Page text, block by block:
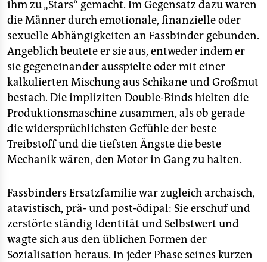
ihm zu „Stars“ gemacht. Im Gegensatz dazu waren
die Männer durch emotionale, finanzielle oder
sexuelle Abhängigkeiten an Fassbinder gebunden.
Angeblich beutete er sie aus, entweder indem er
sie gegeneinander ausspielte oder mit einer
kalkulierten Mischung aus Schikane und Großmut
bestach. Die impliziten Double-Binds hielten die
Produktionsmaschine zusammen, als ob gerade
die widersprüchlichsten Gefühle der beste
Treibstoff und die tiefsten Ängste die beste
Mechanik wären, den Motor in Gang zu halten.
Fassbinders Ersatzfamilie war zugleich archaisch,
atavistisch, prä- und post-ödipal: Sie erschuf und
zerstörte ständig Identität und Selbstwert und
wagte sich aus den üblichen Formen der
Sozialisation heraus. In jeder Phase seines kurzen